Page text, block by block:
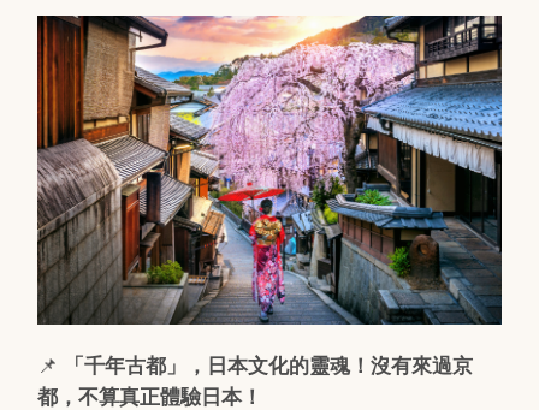
📌
「千年古都」，日本文化的靈魂！沒有來過京
都，不算真正體驗日本！